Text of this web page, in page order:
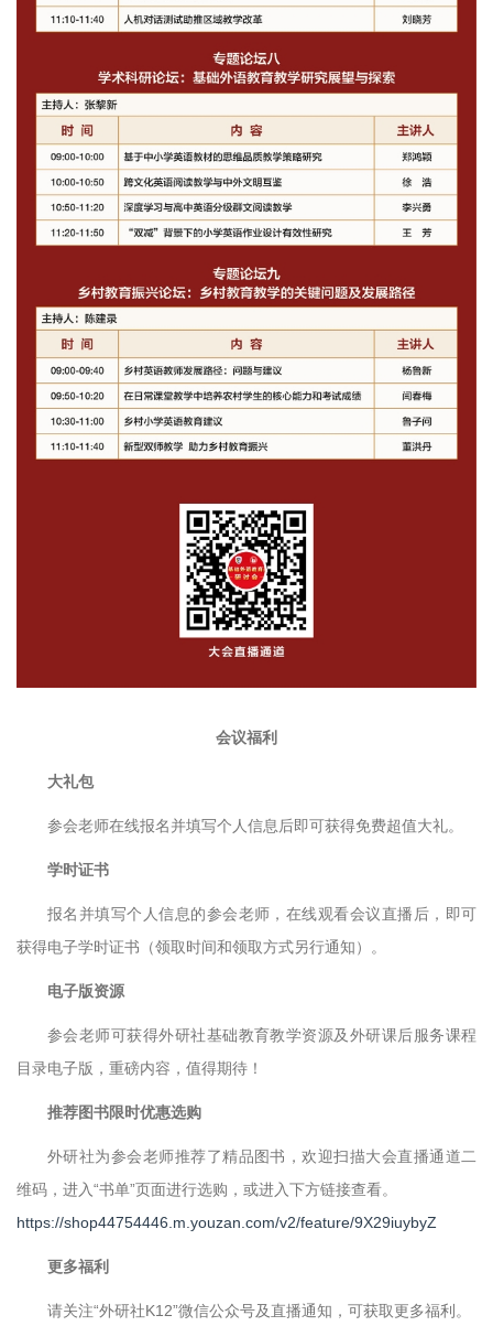
会议福利
大礼包
参会老师在线报名并填写个人信息后即可获得免费超值大礼。
学时证书
报名并填写个人信息的参会老师，在线观看会议直播后，即可
获得电子学时证书（领取时间和领取方式另行通知）。
电子版资源
参会老师可获得外研社基础教育教学资源及外研课后服务课程
目录电子版，重磅内容，值得期待！
推荐图书限时优惠选购
外研社为参会老师推荐了精品图书，欢迎扫描大会直播通道二
维码，进入“书单”页面进行选购，或进入下方链接查看。
https://shop44754446.m.youzan.com/v2/feature/9X29iuybyZ
更多福利
请关注“外研社K12”微信公众号及直播通知，可获取更多福利。